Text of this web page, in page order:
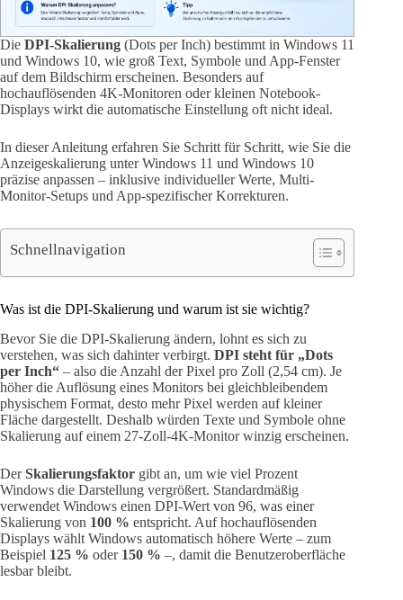
Die DPI-Skalierung (Dots per Inch) bestimmt in Windows 11
und Windows 10, wie groß Text, Symbole und App-Fenster
auf dem Bildschirm erscheinen. Besonders auf
hochauflösenden 4K-Monitoren oder kleinen Notebook-
Displays wirkt die automatische Einstellung oft nicht ideal.
In dieser Anleitung erfahren Sie Schritt für Schritt, wie Sie die
Anzeigeskalierung unter Windows 11 und Windows 10
präzise anpassen – inklusive individueller Werte, Multi-
Monitor-Setups und App-spezifischer Korrekturen.
Schnellnavigation
Was ist die DPI-Skalierung und warum ist sie wichtig?
Bevor Sie die DPI-Skalierung ändern, lohnt es sich zu
verstehen, was sich dahinter verbirgt. DPI steht für „Dots
per Inch“ – also die Anzahl der Pixel pro Zoll (2,54 cm). Je
höher die Auflösung eines Monitors bei gleichbleibendem
physischem Format, desto mehr Pixel werden auf kleiner
Fläche dargestellt. Deshalb würden Texte und Symbole ohne
Skalierung auf einem 27-Zoll-4K-Monitor winzig erscheinen.
DerSkalierungsfaktor gibt an, um wie viel Prozent
Windows die Darstellung vergrößert. Standardmäßig
verwendet Windows einen DPI-Wert von 96, was einer
Skalierung von 100 % entspricht. Auf hochauflösenden
Displays wählt Windows automatisch höhere Werte – zum
Beispiel 125 % oder 150 % –, damit die Benutzeroberfläche
lesbar bleibt.